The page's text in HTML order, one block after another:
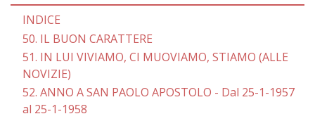
INDICE
50. IL BUON CARATTERE
51. IN LUI VIVIAMO, CI MUOVIAMO, STIAMO (ALLE
NOVIZIE)
52. ANNO A SAN PAOLO APOSTOLO - Dal 25-1-1957
al 25-1-1958